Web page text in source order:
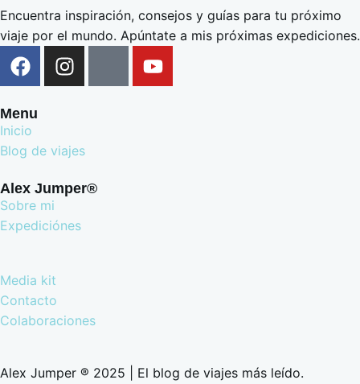
Encuentra inspiración, consejos y guías para tu próximo
viaje por el mundo. Apúntate a mis próximas expediciones.
Menu
Inicio
Blog de viajes
Alex Jumper®
Sobre mi
Expediciónes
Media kit
Contacto
Colaboraciones
Alex Jumper ® 2025 | El blog de viajes más leído.